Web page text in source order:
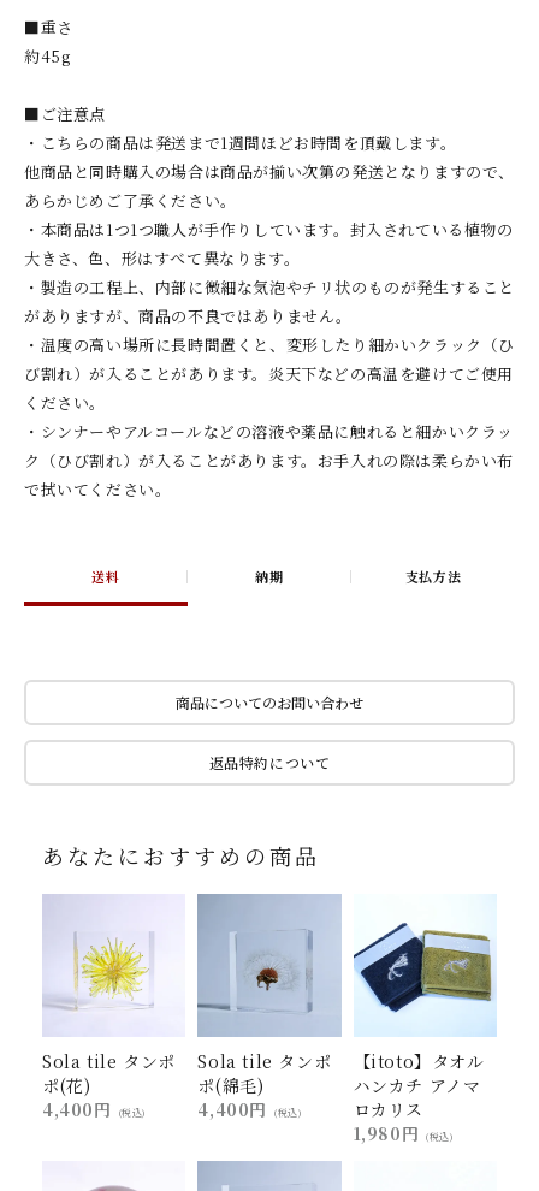
■重さ
約45g
■ご注意点
・こちらの商品は発送まで1週間ほどお時間を頂戴します。
他商品と同時購入の場合は商品が揃い次第の発送となりますので、
あらかじめご了承ください。
・本商品は1つ1つ職人が手作りしています。封入されている植物の
大きさ、色、形はすべて異なります。
・製造の工程上、内部に微細な気泡やチリ状のものが発生すること
がありますが、商品の不良ではありません。
・温度の高い場所に長時間置くと、変形したり細かいクラック（ひ
び割れ）が入ることがあります。炎天下などの高温を避けてご使用
ください。
・シンナーやアルコールなどの溶液や薬品に触れると細かいクラッ
ク（ひび割れ）が入ることがあります。お手入れの際は柔らかい布
で拭いてください。
送料 納期 支払方法
商品についてのお問い合わせ
返品特約について
あなたにおすすめの商品
Sola tile タンポ
ポ(花)
4,400円
(税込)
Sola tile タンポ
ポ(綿毛)
4,400円
(税込)
【itoto】タオル
ハンカチ アノマ
ロカリス
1,980円
(税込)